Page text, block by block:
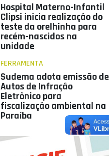
Hospital Materno-Infantil
Clipsi inicia realização do
teste da orelhinha para
recém-nascidos na
unidade
FERRAMENTA
Sudema adota emissão de
Autos de Infração
Eletrônico para
fiscalização ambiental na
Paraíba